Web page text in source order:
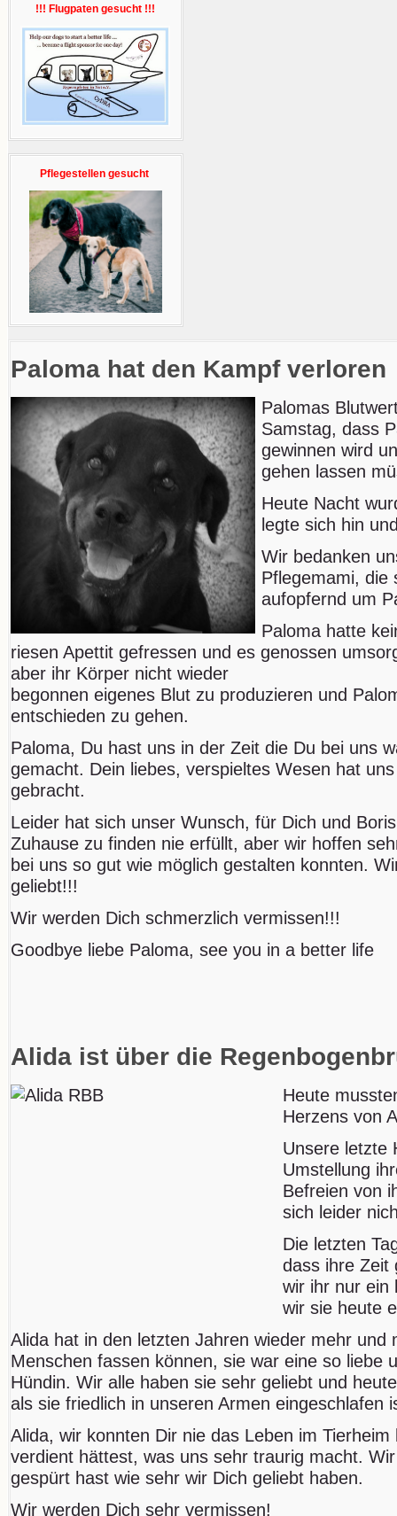
!!! Flugpaten gesucht !!!
Pflegestellen gesucht
Paloma hat den Kampf verloren
Palomas
Samstag, dass
gewinnen wird
gehen lassen
Heute Nacht
legte sich hin
Wir bedanken
Pflegemami, die
aufopfernd um
Paloma hatte
riesen Apettit gefressen und es genossen
aber ihr Körper nicht wieder
begonnen eigenes Blut zu produzieren und
entschieden zu gehen.
Paloma, Du hast uns in der Zeit die Du bei uns
gemacht. Dein liebes, verspieltes Wesen hat
gebracht.
Leider hat sich unser Wunsch, für Dich und
Zuhause zu finden nie erfüllt, aber wir hoffen
bei uns so gut wie möglich gestalten konnten.
geliebt!!!
Wir werden Dich schmerzlich vermissen!!!
Goodbye liebe Paloma, see you in a better life
Alida ist über die
Heute
Herzens von
Unsere letzte
Umstellung
Befreien von
sich leider
Die letzten
dass ihre Zeit
wir ihr nur ein
wir sie heute
Alida hat in den letzten Jahren wieder mehr und
Menschen fassen können, sie war eine so liebe
Hündin. Wir alle haben sie sehr geliebt und
als sie friedlich in unseren Armen eingeschlafen
Alida, wir konnten Dir nie das Leben im
verdient hättest, was uns sehr traurig macht.
gespürt hast wie sehr wir Dich geliebt haben.
Wir werden Dich sehr vermissen!